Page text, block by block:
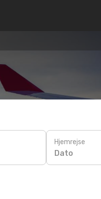
Hjemrejse
Dato